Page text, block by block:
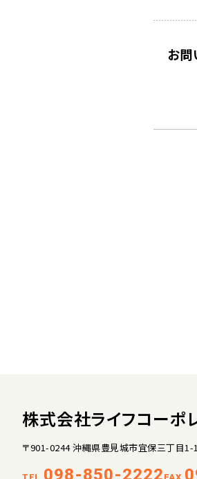
お
株式会社ライフコーポ
〒901-0244 沖縄県豊見城市宜保三丁目1-
098-850-2222